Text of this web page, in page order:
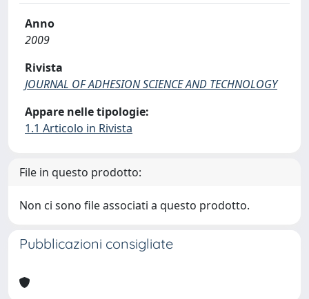
Anno
2009
Rivista
JOURNAL OF ADHESION SCIENCE AND TECHNOLOGY
Appare nelle tipologie:
1.1 Articolo in Rivista
File in questo prodotto:
Non ci sono file associati a questo prodotto.
Pubblicazioni consigliate